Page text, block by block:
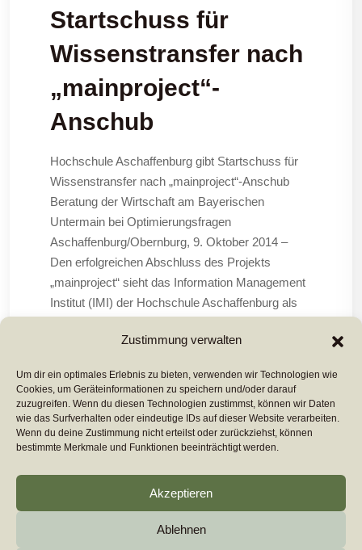
Zustimmung verwalten
Um dir ein optimales Erlebnis zu bieten, verwenden wir Technologien wie
Cookies, um Geräteinformationen zu speichern und/oder darauf
zuzugreifen. Wenn du diesen Technologien zustimmst, können wir Daten
wie das Surfverhalten oder eindeutige IDs auf dieser Website verarbeiten.
Wenn du deine Zustimmung nicht erteilst oder zurückziehst, können
bestimmte Merkmale und Funktionen beeinträchtigt werden.
Akzeptieren
Ablehnen
Startschuss für
Wissenstransfer nach
„mainproject“-
Anschub
Hochschule Aschaffenburg gibt Startschuss für
Wissenstransfer nach „mainproject“-Anschub
Beratung der Wirtschaft am Bayerischen
Untermain bei Optimierungsfragen
Aschaffenburg/Obernburg, 9. Oktober 2014 –
Den erfolgreichen Abschluss des Projekts
„mainproject“ sieht das Information Management
Institut (IMI) der Hochschule Aschaffenburg als
der regionalen Wirtschaft
Mehr Lesen ...
euromarcomAll Rights Reserved by